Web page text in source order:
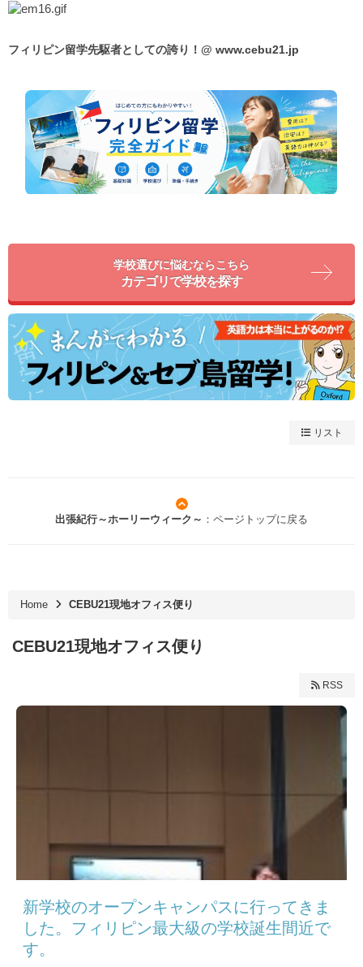
フィリピン留学先駆者としての誇り！@ www.cebu21.jp
学校選びに悩むならこちら
カテゴリで学校を探す
リスト
出張紀行～ホーリーウィーク～ ：ページトップに戻る
Home CEBU21現地オフィス便り
CEBU21現地オフィス便り
RSS
新学校のオープンキャンパスに行ってきま
した。フィリピン最大級の学校誕生間近で
す。